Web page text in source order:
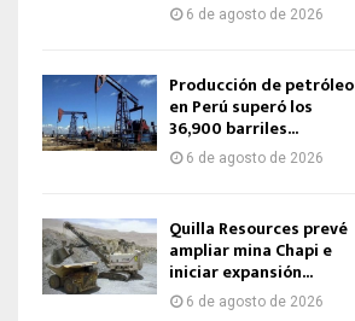
6 de agosto de 2026
Producción de petróleo
en Perú superó los
36,900 barriles...
6 de agosto de 2026
Quilla Resources prevé
ampliar mina Chapi e
iniciar expansión...
6 de agosto de 2026